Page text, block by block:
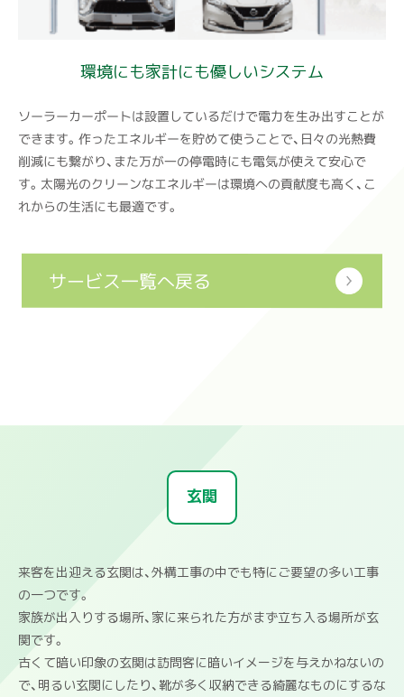
環境にも家計にも優しいシステム
ソーラーカーポートは設置しているだけで電力を生み出すことが
できます。作ったエネルギーを貯めて使うことで、日々の光熱費
削減にも繋がり、また万が一の停電時にも電気が使えて安心で
す。太陽光のクリーンなエネルギーは環境への貢献度も高く、こ
れからの生活にも最適です。
サービス一覧へ戻る
玄関
来客を出迎える玄関は、外構工事の中でも特にご要望の多い工事
の一つです。
家族が出入りする場所、家に来られた方がまず立ち入る場所が玄
関です。
古くて暗い印象の玄関は訪問客に暗いイメージを与えかねないの
で、明るい玄関にしたり、靴が多く収納できる綺麗なものにするな